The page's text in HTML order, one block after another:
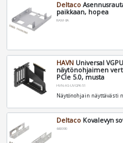
Deltaco
paikkaan, hopea
RAM-8A
HAVN Universal
näytönohjaimen
PCIe 5.0, musta
HVN-AS-UVGPK-51
Näytönohjain näyttävästi
Deltaco Kovalevyn
660090